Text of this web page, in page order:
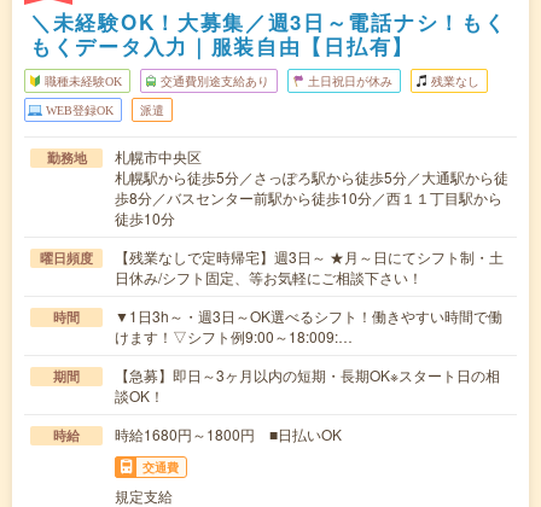
＼未経験OK！大募集／週3日～電話ナシ！もく
もくデータ入力｜服装自由【日払有】
職種未経験OK 交通費別途支給あり 土日祝日が休み 残業なし
WEB登録OK 派遣
勤務地
札幌市中央区
札幌駅から徒歩5分／さっぽろ駅から徒歩5分／大通駅から徒
歩8分／バスセンター前駅から徒歩10分／西１１丁目駅から
徒歩10分
曜日頻度
【残業なしで定時帰宅】週3日～ ★月～日にてシフト制・土
日休み/シフト固定、等お気軽にご相談下さい！
時間
▼1日3h～・週3日～OK選べるシフト！働きやすい時間で働
けます！▽シフト例9:00～18:009:…
期間
【急募】即日～3ヶ月以内の短期・長期OK※スタート日の相
談OK！
時給 時給1680円～1800円 ■日払いOK
交通費
規定支給